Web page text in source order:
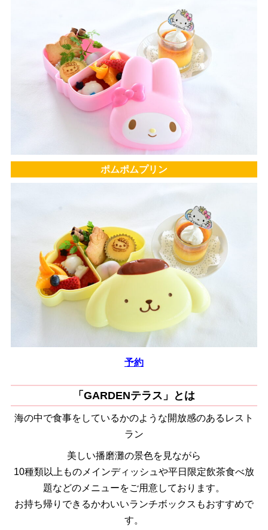
ポムポムプリン
予約
「GARDENテラス」とは
海の中で食事をしているかのような開放感のあるレスト
ラン
美しい播磨灘の景色を見ながら
10種類以上ものメインディッシュや平日限定飲茶食べ放
題などのメニューをご用意しております。
お持ち帰りできるかわいいランチボックスもおすすめで
す。